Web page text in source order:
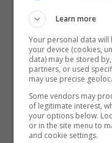
Learn more
Your personal data
your device (cookies,
data) may be stored
partners, or used
may use precise
Some vendors may
of legitimate interest,
your options below.
or in the site menu to
and cookie settings.